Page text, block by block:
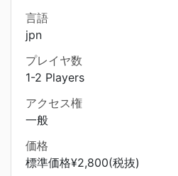
言語
jpn
プレイヤ数
1-2 Players
アクセス権
一般
価格
標準価格¥2,800(税抜)